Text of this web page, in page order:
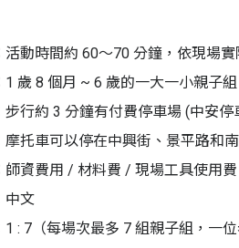
活動時間約 60～70 分鐘，依現場
1 歲 8 個月 ~ 6 歲的一大一小親子組
步行約 3 分鐘有付費停車場 (中安
摩托車可以停在中興街、景平路和
師資費用 / 材料費 / 現場工具使用
中文
1 : 7（每場次最多 7 組親子組，一位